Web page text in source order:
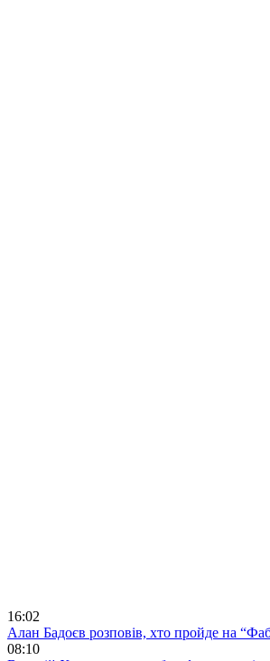
16:02
Алан Бадоєв розповів, хто пройде на
08:10